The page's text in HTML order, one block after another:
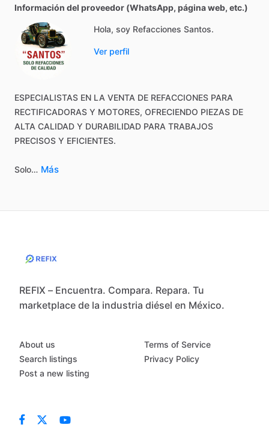
Información del proveedor (WhatsApp, página web, etc.)
Hola, soy Refacciones Santos.
Ver perfil
ESPECIALISTAS EN LA VENTA DE REFACCIONES PARA
RECTIFICADORAS Y MOTORES, OFRECIENDO PIEZAS DE
ALTA CALIDAD Y DURABILIDAD PARA TRABAJOS
PRECISOS Y EFICIENTES.
Solo… Más
REFIX – Encuentra. Compara. Repara. Tu
marketplace de la industria diésel en México.
About us
Search listings
Post a new listing
Terms of Service
Privacy Policy